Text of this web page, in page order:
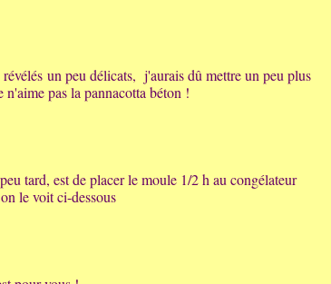
un peu délicats, j'aurais dû mettre un peu plus
pas la pannacotta béton !
tard, est de placer le moule 1/2 h au congélateur
le voit ci-dessous